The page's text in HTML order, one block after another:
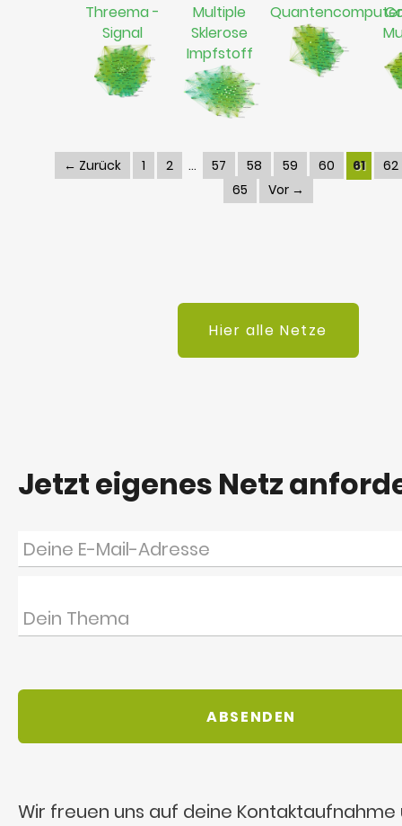
Threema -
Signal
Multiple
Sklerose
Impfstoff
Quantencomputer
← Zurück 1 2 57 58 59 60 61
62
65
Vor →
Hier alle Netze
Jetzt eigenes Netz
Wir freuen uns auf deine Kontaktaufnahme